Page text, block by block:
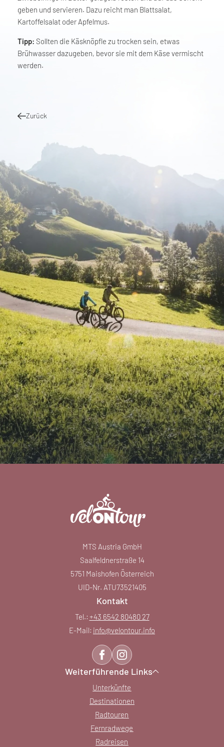
geben und servieren. Dazu reicht man Blattsalat,
Kartoffelsalat oder Apfelmus.
Tipp: Sollten die Käsknöpfle zu trocken sein, etwas
Brühwasser dazugeben, bevor sie mit dem Käse vermischt
werden.
Zurück
MTS Austria GmbH
Saalfeldnerstraße 14
5751 Maishofen Österreich
UID-Nr. ATU73521405
Kontakt
Tel.: +43 6542 80480 27
E-Mail: info@velontour.info
Weiterführende Links
Unterkünfte
Destinationen
Radtouren
Fernradwege
Radreisen